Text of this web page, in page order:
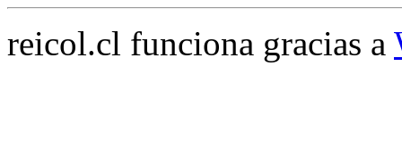
reicol.cl funciona gracias a